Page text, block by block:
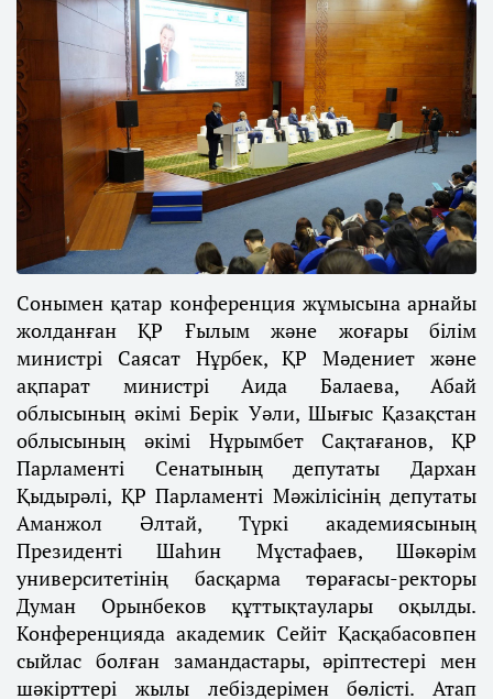
Сонымен қатар конференция жұмысына арнайы
жолданған ҚР Ғылым және жоғары білім
министрі Саясат Нұрбек, ҚР Мәдениет және
ақпарат министрі Аида Балаева, Абай
облысының әкімі Берік Уәли, Шығыс Қазақстан
облысының әкімі Нұрымбет Сақтағанов, ҚР
Парламенті Сенатының депутаты Дархан
Қыдырәлі, ҚР Парламенті Мәжілісінің депутаты
Аманжол Әлтай, Түркі академиясының
Президенті Шаһин Мұстафаев, Шәкәрім
университетінің басқарма төрағасы-ректоры
Думан Орынбеков құттықтаулары оқылды.
Конференцияда академик Сейіт Қасқабасовпен
сыйлас болған замандастары, әріптестері мен
шәкірттері жылы лебіздерімен бөлісті. Атап